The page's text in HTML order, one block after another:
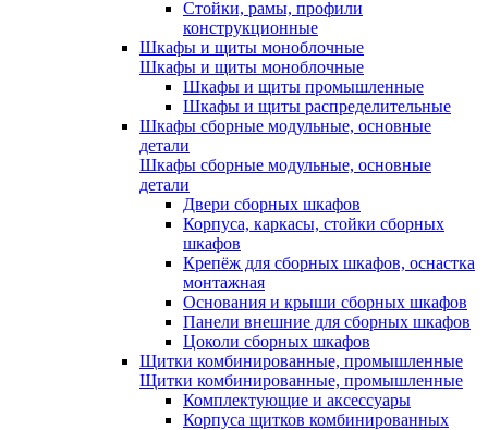
Стойки, рамы, профили
конструкционные
Шкафы и щиты моноблочные
Шкафы и щиты моноблочные
Шкафы и щиты промышленные
Шкафы и щиты распределительные
Шкафы сборные модульные, основные
детали
Шкафы сборные модульные, основные
детали
Двери сборных шкафов
Корпуса, каркасы, стойки сборных
шкафов
Крепёж для сборных шкафов, оснастка
монтажная
Основания и крыши сборных шкафов
Панели внешние для сборных шкафов
Цоколи сборных шкафов
Щитки комбинированные, промышленные
Щитки комбинированные, промышленные
Комплектующие и аксессуары
Корпуса щитков комбинированных